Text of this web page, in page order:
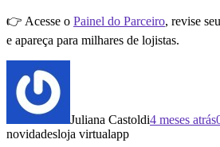
👉 Acesse o Painel do Parceiro, revise
e apareça para milhares de lojistas.
Juliana Castoldi4 meses atrás
novidadesloja virtualapp